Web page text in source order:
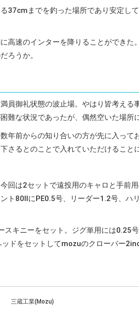
37cmまでを釣った場所であり安定し
高速のインターを降りることができた
ろうか。
員御礼状態の波止場。やはり皆考える
難な状況であったが、偶然空いた場所
年前からの知り合いの方が先に入って
さるとのことで入れていただけること
回は2セットで遠投用のキャロと手前
ト80ⅡにPE0.5号、リーダー1.2号、ハ
スキニーをセット。ジグ単用には0.25
ドをセットしてmozuのクローバー
三蔵工業(Mozu)